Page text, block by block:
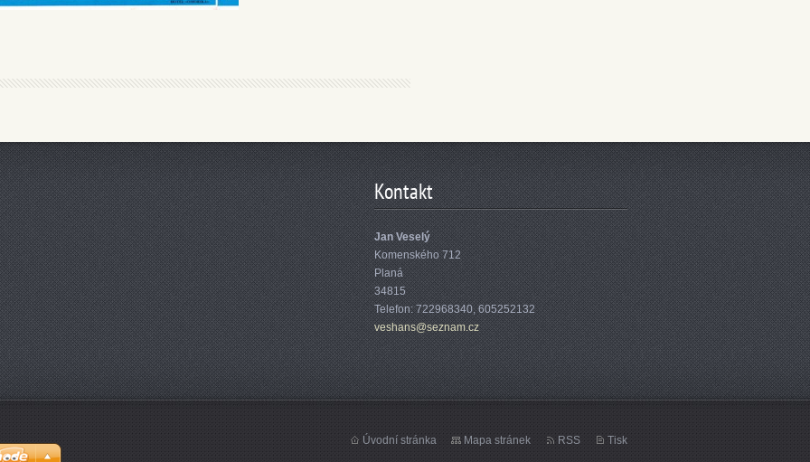
Kontakt
Jan Veselý
Komenského 712
Planá
34815
Telefon: 722968340, 605252132
veshans@seznam.cz
Úvodní stránka Mapa stránek RSS Tisk